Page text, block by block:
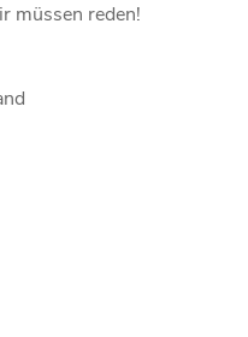
müssen reden!